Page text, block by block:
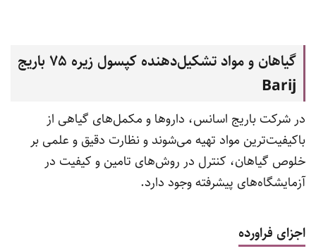
گیاهان و مواد تشکیل‌دهنده کپسول زیره 75 باریج
Barij
در شرکت باریج اسانس، داروها و مکمل‌های گیاهی از
باکیفیت‌ترین مواد تهیه می‌شوند و نظارت دقیق و علمی بر
خلوص گیاهان، کنترل در روش‌های تامین و کیفیت در
آزمایشگاه‌های پیشرفته وجود دارد.
اجزای فراورده